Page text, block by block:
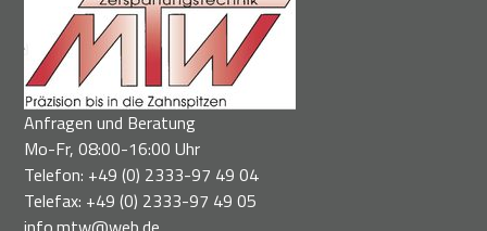
Anfragen und Beratung
Mo-Fr, 08:00-16:00 Uhr
Telefon: +49 (0) 2333-97 49 04
Telefax: +49 (0) 2333-97 49 05